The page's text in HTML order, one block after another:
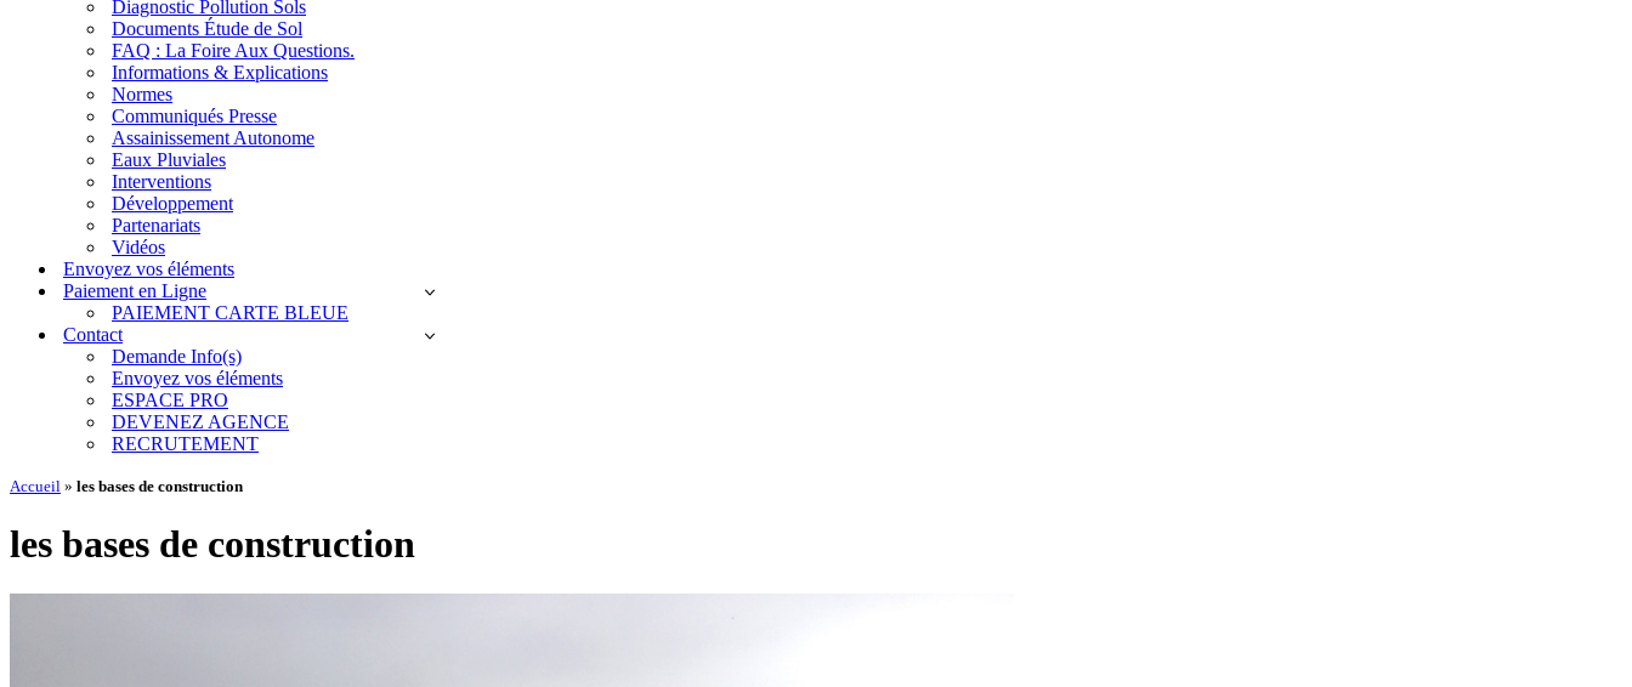
Diagnostic Pollution Sols
Documents Étude de Sol
FAQ : La Foire Aux Questions.
Informations & Explications
Normes
Communiqués Presse
Assainissement Autonome
Eaux Pluviales
Interventions
Développement
Partenariats
Vidéos
Envoyez vos éléments
Paiement en Ligne
PAIEMENT CARTE BLEUE
Contact
Demande Info(s)
Envoyez vos éléments
ESPACE PRO
DEVENEZ AGENCE
RECRUTEMENT
Accueil » les bases de construction
les bases de construction